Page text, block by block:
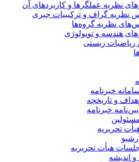
نظریه عملگرها و کاربردهای آن
نظریه گراف و ترکیبیات جبری
نظریه گروه‌ها
هندسه و توپولوژی
ریاضیات زیستی
خبرنامه
اهداف و تاریخچه
آیین‌نامه خبرنامه
تحریریه
آرشیو
هیأت تحریریه
اندیشه